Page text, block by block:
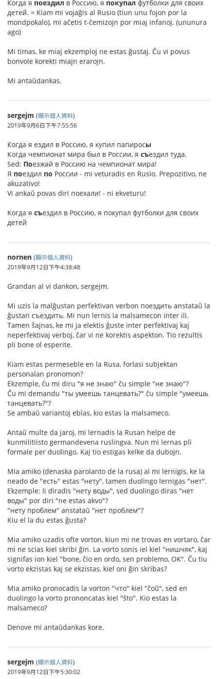
Когда я поездил в Россию, я покупал футболки для своих
детей. = Kiam mi vojaĝis al Rusio (tiun unu fojon por la
mondpokalo), mi aĉetis t-ĉemizojn por miaj infanoj. (ununura
ago)
Mi timas, ke miaj ekzemploj ne estas ĝustaj. Ĉu vi povus
bonvole korekti miajn erarojn.
Mi antaŭdankas.
sergejm (顯示個人資料)
2019年9月6日下午7:55:56
Когда я ездил в Россию, я купил папиросы
Когда чемпионат мира был в России, я съездил туда.
Sed: Поезжай в Россию на чемпионат мира!
Я поездил по России - mi veturadis en Rusio. Prepozitivo, ne
akuzativo!
Vi ankaŭ povas diri поехали! - ni ekveturu!
Kогда я съездил в Россию, я покупал футболки для своих
детей
nornen (顯示個人資料)
2019年9月12日下午4:38:48
Grandan al vi dankon, sergejm.
Mi uzis la malĝustan perfektivan verbon поездить anstataŭ la
ĝustan съездить. Mi nun lernis la malsamecon inter ili.
Tamen ŝajnas, ke mi ja elektis ĝuste inter perfektivaj kaj
neperfektivaj verboj, ĉar vi ne korektis aspekton. Tio rezultis
pli bone ol esperite.
Kiam estas permeseble en la Rusa, forlasi subjektan
personalan pronomon?
Ekzemple, ĉu mi diru "я не знаю" ĉu simple "не знаю"?
Ĉu mi demandu "ты умеешь танцевать?" ĉu simple "умеешь
танцевать?"?
Se ambaŭ variantoj eblas, kio estas la malsameco.
Antaŭ multe da jaroj, mi lernadis la Rusan helpe de
kunmilitiisto germandevena ruslingva. Nun mi lernas pli
formale per duolingo. Kaj tio estigas kelke da dubojn.
Mia amiko (denaska parolanto de la rusa) al mi lernigis, ke la
neado de "есть" estas "нету", tamen duolingo lernigas "нет".
Ekzemple: li diradis "нету воды", sed duolingo diras "нет
воды" por diri "ne estas akvo"?
"нету проблем" anstataŭ "нет проблем"?
Kiu el la du estas ĝusta?
Mia amiko uzadis ofte vorton, kiun mi ne trovas en vortaro, ĉar
mi ne scias kiel skribi ĝin. La vorto sonis iel kiel "нишчяк", kaj
signifas ion kiel "bone, ĉio en ordo, sen problemo, OK". Ĉu tiu
vorto ekzistas kaj se ekzistas, kiel oni ĝin skribas?
Mia amiko pronocadis la vorton "что" kiel "ĉoŭ", sed en
duolingo la vorto prononcatas kiel "ŝto". Kio estas la
malsameco?
Denove mi antaŭdankas kore.
sergejm (顯示個人資料)
2019年9月12日下午5:30:02